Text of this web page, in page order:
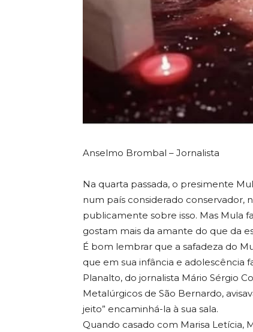
Anselmo Brombal – Jornalista
Na quarta passada, o presimente
num país considerado conservador,
publicamente sobre isso. Mas Mula
gostam mais da amante do que da
É bom lembrar que a safadeza do
que em sua infância e adolescência
Planalto, do jornalista Mário Sérgio
Metalúrgicos de São Bernardo,
jeito” encaminhá-la à sua sala.
Quando casado com Marisa Letícia,